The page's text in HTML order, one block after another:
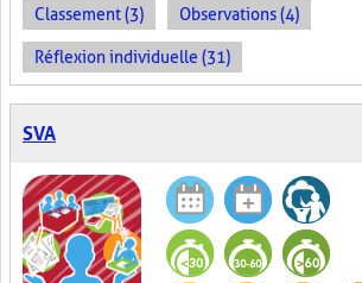
Classement (3) Observations (4)
Réflexion individuelle (31)
SVA